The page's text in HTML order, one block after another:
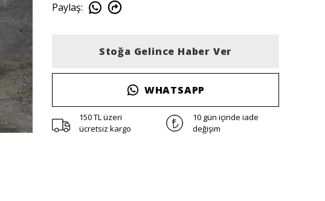
Paylaş:
Stoğa Gelince Haber Ver
WHATSAPP
150 TL üzeri
ücretsiz kargo
10 gün içinde iade
değişim